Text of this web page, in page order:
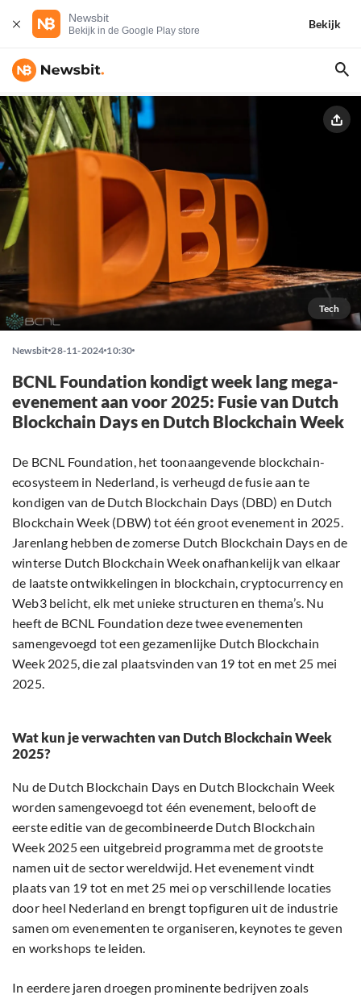
Newsbit
Bekijk in de Google Play store
Bekijk
Tech
Newsbit 28-11-2024 10:30
BCNL Foundation kondigt week lang mega-
evenement aan voor 2025: Fusie van Dutch
Blockchain Days en Dutch Blockchain Week
De BCNL Foundation, het toonaangevende blockchain-
ecosysteem in Nederland, is verheugd de fusie aan te
kondigen van de Dutch Blockchain Days (DBD) en Dutch
Blockchain Week (DBW) tot één groot evenement in 2025.
Jarenlang hebben de zomerse Dutch Blockchain Days en de
winterse Dutch Blockchain Week onafhankelijk van elkaar
de laatste ontwikkelingen in blockchain, cryptocurrency en
Web3 belicht, elk met unieke structuren en thema’s. Nu
heeft de BCNL Foundation deze twee evenementen
samengevoegd tot een gezamenlijke Dutch Blockchain
Week 2025, die zal plaatsvinden van 19 tot en met 25 mei
2025.
Wat kun je verwachten van Dutch Blockchain Week
2025?
Nu de Dutch Blockchain Days en Dutch Blockchain Week
worden samengevoegd tot één evenement, belooft de
eerste editie van de gecombineerde Dutch Blockchain
Week 2025 een uitgebreid programma met de grootste
namen uit de sector wereldwijd. Het evenement vindt
plaats van 19 tot en met 25 mei op verschillende locaties
door heel Nederland en brengt topfiguren uit de industrie
samen om evenementen te organiseren, keynotes te geven
en workshops te leiden.
In eerdere jaren droegen prominente bedrijven zoals